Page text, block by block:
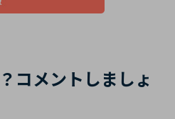
コメントしましょ